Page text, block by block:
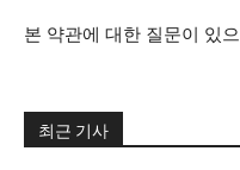
본 약관에 대한 질문이 있
최근 기사